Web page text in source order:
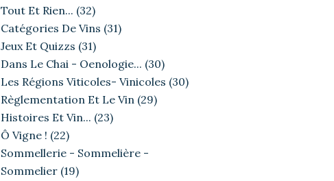
Tout Et Rien... (32)
Catégories De Vins (31)
Jeux Et Quizzs (31)
Dans Le Chai - Oenologie... (30)
Les Régions Viticoles- Vinicoles (30)
Règlementation Et Le Vin (29)
Histoires Et Vin... (23)
Ô Vigne ! (22)
Sommellerie - Sommelière -
Sommelier (19)